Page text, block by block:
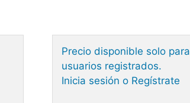
Precio disponible solo para
usuarios registrados.
Inicia sesión o Regístrate